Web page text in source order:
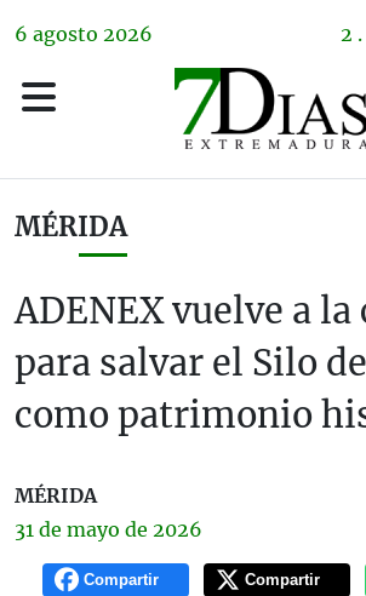
6 agosto 2026 2
MÉRIDA
ADENEX vuelve a la
para salvar el Silo
como patrimonio
MÉRIDA
31 de mayo de 2026
Compartir Compartir